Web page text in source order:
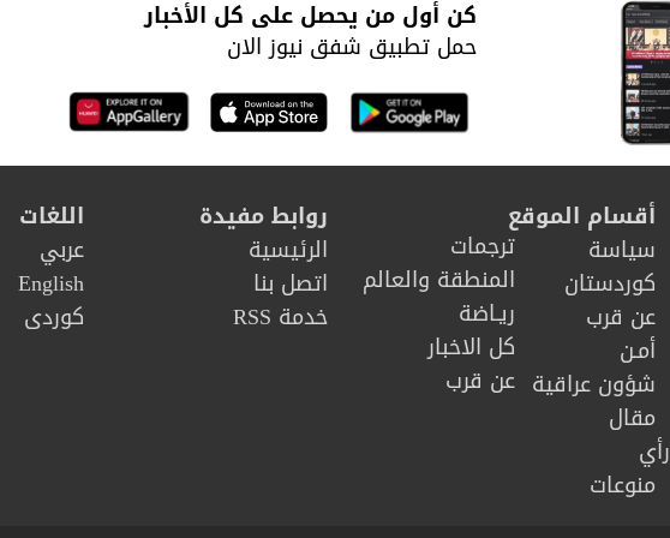
كن أول من يحصل على كل الأخبار
حمل تطبيق شفق نيوز الان
أقسام الموقع
سیاسة
كوردستان
عن قرب
أمـن
شؤون عراقية
مقال
رأي
منوعات
ترجمات
المنطقة والعالم
ريـاضة
كل الاخبار
عن قرب
روابط مفيدة
الرئيسية
اتصل بنا
خدمة RSS
اللغات
عربي
English
كوردى